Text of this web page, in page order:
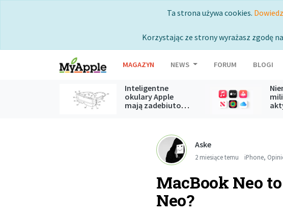
Ta strona używa cookies.
Korzystając ze strony wyrażasz zgodę
MAGAZYN NEWS FORUM BLOGI
Inteligentne
okulary Apple
mają zadebiutować podczas
WWDC 2027
Aske
2 miesiące temu iPhone,
MacBook Neo
Neo?